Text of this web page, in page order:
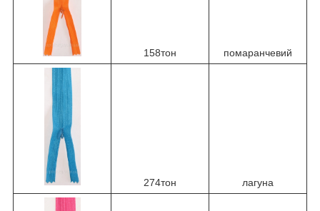
158тон помаранчевий
274тон лагуна